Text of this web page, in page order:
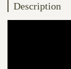
Description